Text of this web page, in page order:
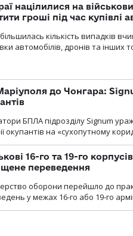
націлилися на
гроші під час купівлі
кількість випадків
автомобілів, дронів та інших
до Чонгара:
БПЛА підрозділу Signum
окупантів на «сухопутному
16-го та 19-го
переведення
оборони перейшло до
у межах 16-го або 19-го